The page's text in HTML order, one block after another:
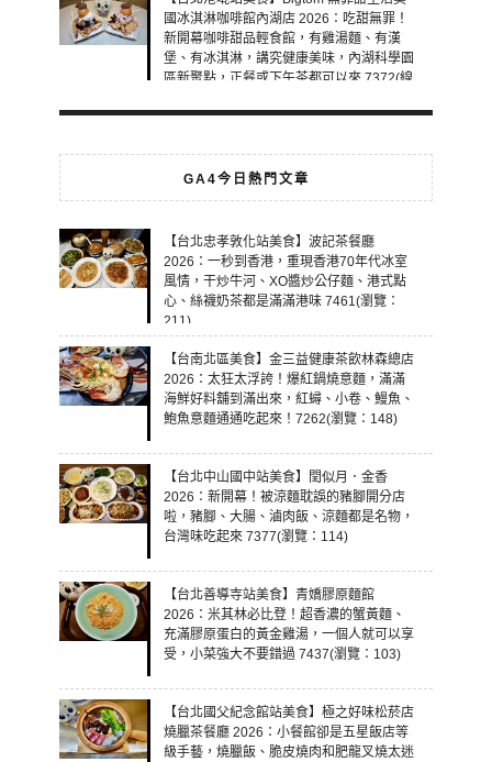
國冰淇淋咖啡館內湖店 2026：吃甜無罪！
新開幕咖啡甜品輕食館，有雞湯麵、有漢
堡、有冰淇淋，講究健康美味，內湖科學園
區新聚點，正餐或下午茶都可以來 7372(線
GA4今日熱門文章
【台北忠孝敦化站美食】波記茶餐廳
2026：一秒到香港，重現香港70年代冰室
風情，干炒牛河、XO醬炒公仔麵、港式點
心、絲襪奶茶都是滿滿港味 7461(瀏覽：
211)
【台南北區美食】金三益健康茶飲林森總店
2026：太狂太浮誇！爆紅鍋燒意麵，滿滿
海鮮好料舖到滿出來，紅蟳、小卷、鰻魚、
鮑魚意麵通通吃起來！7262(瀏覽：148)
【台北中山國中站美食】閏似月．金香
2026：新開幕！被涼麵耽誤的豬腳開分店
啦，豬腳、大腸、滷肉飯、涼麵都是名物，
台灣味吃起來 7377(瀏覽：114)
【台北善導寺站美食】青嬌膠原麵館
2026：米其林必比登！超香濃的蟹黃麵、
充滿膠原蛋白的黃金雞湯，一個人就可以享
受，小菜強大不要錯過 7437(瀏覽：103)
【台北國父紀念館站美食】極之好味松菸店
燒臘茶餐廳 2026：小餐館卻是五星飯店等
級手藝，燒臘飯、脆皮燒肉和肥龍叉燒太迷